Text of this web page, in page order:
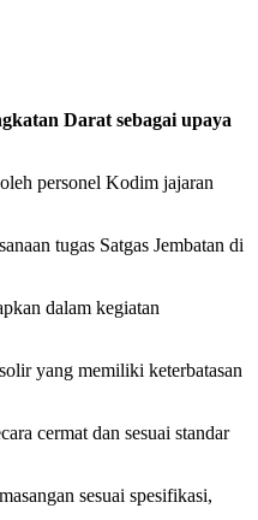
Darat sebagai upaya
personel Kodim jajaran
tugas Satgas Jembatan di
dalam kegiatan
yang memiliki keterbatasan
cermat dan sesuai standar
sesuai spesifikasi,